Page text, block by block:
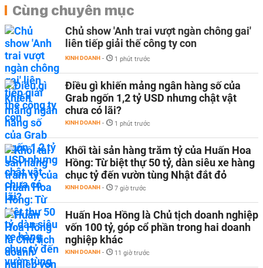
Cùng chuyên mục
Chủ show 'Anh trai vượt ngàn chông gai'
liên tiếp giải thế công ty con
KINH DOANH - 1 phút trước
Điều gì khiến mảng ngân hàng số của
Grab ngốn 1,2 tỷ USD nhưng chật vật
chưa có lãi?
KINH DOANH - 1 phút trước
Khối tài sản hàng trăm tỷ của Huấn Hoa
Hồng: Từ biệt thự 50 tỷ, dàn siêu xe hàng
chục tỷ đến vườn tùng Nhật đắt đỏ
KINH DOANH - 7 giờ trước
Huấn Hoa Hồng là Chủ tịch doanh nghiệp
vốn 100 tỷ, góp cổ phần trong hai doanh
nghiệp khác
KINH DOANH - 11 giờ trước